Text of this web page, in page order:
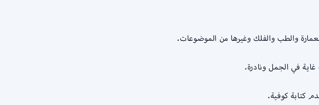
والطب والفلك وغيرها من الموضوعات.
في الجمل ونادرة.
كتابة كوفية.